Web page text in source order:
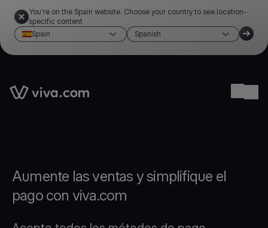
You're on the Spain website. Choose your country to see location-
specific content
Spain
Spanish
Link to the homepage
Aumente las ventas y simplifique el
pago con viva.com